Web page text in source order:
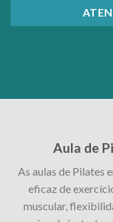
Aula de
As aulas de Pilates
eficaz de
muscular,